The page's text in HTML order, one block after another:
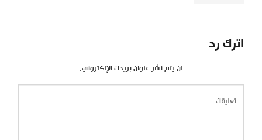
اترك رد
لن يتم نشر عنوان بريدك الإلكتروني.